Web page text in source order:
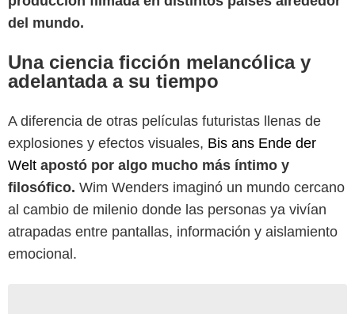
del mundo.
Una ciencia ficción melancólica y
adelantada a su tiempo
A diferencia de otras películas futuristas llenas de
explosiones y efectos visuales, Bis ans Ende der
Welt apostó por algo mucho más íntimo y
filosófico. Wim Wenders imaginó un mundo cercano
al cambio de milenio donde las personas ya vivían
atrapadas entre pantallas, información y aislamiento
emocional.